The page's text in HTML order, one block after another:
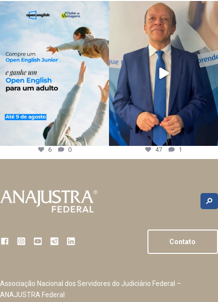
6 0 47 1
Contato
Associação Nacional dos Servidores do Judiciário Federal –
ANAJUSTRA Federal